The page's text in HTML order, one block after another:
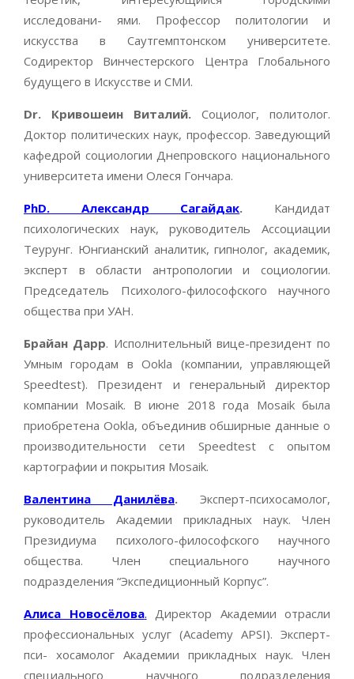
исследовани- ями. Профессор политологии и
искусства в Саутгемптонском университете.
Содиректор Винчестерского Центра Глобального
будущего в Искусстве и СМИ.
Dr. Кривошеин Виталий. Социолог, политолог.
Доктор политических наук, профессор. Заведующий
кафедрой социологии Днепровского национального
университета имени Олеся Гончара.
PhD. Александр Сагайдак. Кандидат
психологических наук, руководитель Ассоциации
Теурунг. Юнгианский аналитик, гипнолог, академик,
эксперт в области антропологии и социологии.
Председатель Психолого-философского научного
общества при УАН.
Брайан Дарр. Исполнительный вице-президент по
Умным городам в Ookla (компании, управляющей
Speedtest). Президент и генеральный директор
компании Mosaik. В июне 2018 года Mosaik была
приобретена Ookla, объединив обширные данные о
производительности сети Speedtest с опытом
картографии и покрытия Mosaik.
Валентина Данилёва. Эксперт-психосамолог,
руководитель Академии прикладных наук. Член
Президиума психолого-философского научного
общества. Член специального научного
подразделения “Экспедиционный Корпус”.
Алиса Новосёлова. Директор Академии отрасли
профессиональных услуг (Academy APSI). Эксперт-
пси- хосамолог Академии прикладных наук. Член
специального научного подразделения